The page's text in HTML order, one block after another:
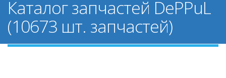
Каталог запчастей DePPuL
(10673 шт. запчастей)